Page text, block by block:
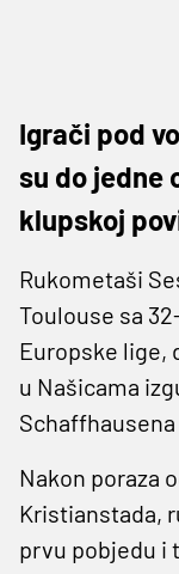
Igrači pod
su do jedne
klupskoj
Rukometaši
Toulouse sa
Europske lige,
u Našicama
Nakon poraza
Kristianstada,
prvu pobjedu i